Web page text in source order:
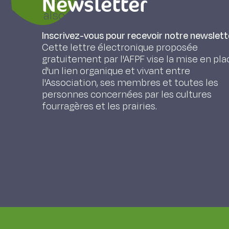
also discuss the utility of these
(e.g., variability in dietary
limitations, and the benefits
has highlighted new
breadth and the robustness.
PRACHE S., MARTIN B., Coppa M. (2019).
Inscrivez-vous pour recevoir notre
Cette lettre électronique proposée
gratuitement par l'AFPF vise la mise en
d'un lien organique et vivant entre
l'Association, ses membres et toutes les
personnes concernées par les cultures
fourragères et les prairies.